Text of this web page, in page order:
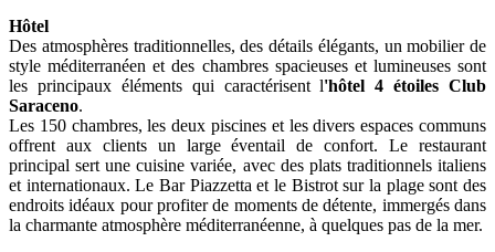
Hôtel
Des atmosphères traditionnelles, des détails élégants, un mobilier de
style méditerranéen et des chambres spacieuses et lumineuses sont
les principaux éléments qui caractérisent l'hôtel 4 étoiles Club
Saraceno.
Les 150 chambres, les deux piscines et les divers espaces communs
offrent aux clients un large éventail de confort. Le restaurant
principal sert une cuisine variée, avec des plats traditionnels italiens
et internationaux. Le Bar Piazzetta et le Bistrot sur la plage sont des
endroits idéaux pour profiter de moments de détente, immergés dans
la charmante atmosphère méditerranéenne, à quelques pas de la mer.